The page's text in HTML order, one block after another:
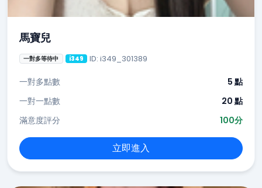
馬寶兒
一對多等待中 i349 ID: i349_301389
一對多點數
5 點
一對一點數
20 點
滿意度評分
100分
立即進入